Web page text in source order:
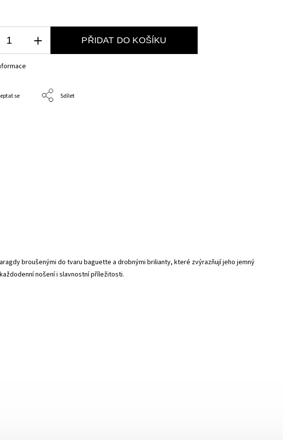
PŘIDAT DO KOŠÍKU
se Sdílet
broušenými do tvaru baguette a drobnými brilianty, které zvýrazňují jeho jemný
nošení i slavnostní příležitosti.